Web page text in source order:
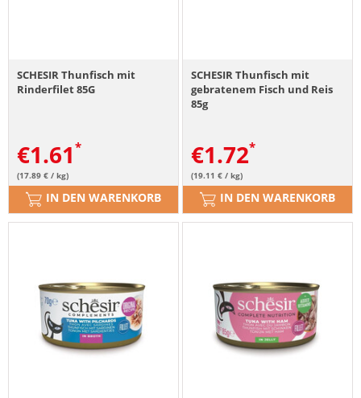
SCHESIR Thunfisch mit
Rinderfilet 85G
€1.61
(17.89 € / kg)
IN DEN WARENKORB
SCHESIR Thunfisch mit
gebratenem Fisch und Reis
85g
€1.72
(19.11 € / kg)
IN DEN WARENKORB